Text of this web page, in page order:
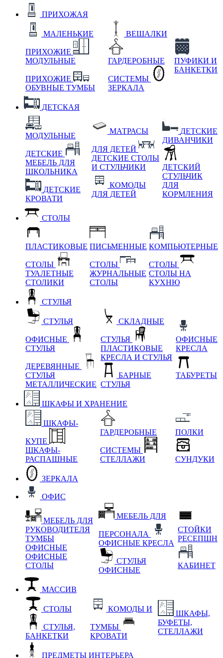
ПРИХОЖАЯ
МАЛЕНЬКИЕ
ПРИХОЖИЕ
МОДУЛЬНЫЕ
ПРИХОЖИЕ
ОБУВНЫЕ ТУМБЫ
ВЕШАЛКИ
ГАРДЕРОБНЫЕ
СИСТЕМЫ
ЗЕРКАЛА
ПУФИКИ И
БАНКЕТКИ
ДЕТСКАЯ
МОДУЛЬНЫЕ
ДЕТСКИЕ
МЕБЕЛЬ ДЛЯ
ШКОЛЬНИКА
ДЕТСКИЕ
КРОВАТИ
МАТРАСЫ
ДЛЯ ДЕТЕЙ
ДЕТСКИЕ СТОЛЫ
И СТУЛЬЧИКИ
КОМОДЫ
ДЛЯ ДЕТЕЙ
ДЕТСКИЕ
ДИВАНЧИКИ
ДЕТСКИЙ
СТУЛЬЧИК
ДЛЯ
КОРМЛЕНИЯ
СТОЛЫ
ПЛАСТИКОВЫЕ
СТОЛЫ
ТУАЛЕТНЫЕ
СТОЛИКИ
ПИСЬМЕННЫЕ
СТОЛЫ
ЖУРНАЛЬНЫЕ
СТОЛЫ
КОМПЬЮТЕРНЫЕ
СТОЛЫ
СТОЛЫ НА
КУХНЮ
СТУЛЬЯ
СТУЛЬЯ
ОФИСНЫЕ
СТУЛЬЯ
ДЕРЕВЯННЫЕ
СТУЛЬЯ
МЕТАЛЛИЧЕСКИЕ
СКЛАДНЫЕ
СТУЛЬЯ
ПЛАСТИКОВЫЕ
КРЕСЛА И СТУЛЬЯ
БАРНЫЕ
СТУЛЬЯ
ОФИСНЫЕ
КРЕСЛА
ТАБУРЕТЫ
ШКАФЫ И ХРАНЕНИЕ
ШКАФЫ-
КУПЕ
ШКАФЫ-
РАСПАШНЫЕ
ГАРДЕРОБНЫЕ
СИСТЕМЫ
СТЕЛЛАЖИ
ПОЛКИ
СУНДУКИ
ЗЕРКАЛА
ОФИС
МЕБЕЛЬ ДЛЯ
РУКОВОДИТЕЛЯ
ТУМБЫ
ОФИСНЫЕ
ОФИСНЫЕ
СТОЛЫ
МЕБЕЛЬ ДЛЯ
ПЕРСОНАЛА
ОФИСНЫЕ КРЕСЛА
СТУЛЬЯ
ОФИСНЫЕ
СТОЙКИ
РЕСЕПШН
КАБИНЕТ
МАССИВ
СТОЛЫ
СТУЛЬЯ,
БАНКЕТКИ
КОМОДЫ И
ТУМБЫ
КРОВАТИ
ШКАФЫ,
БУФЕТЫ,
СТЕЛЛАЖИ
ПРЕДМЕТЫ ИНТЕРЬЕРА